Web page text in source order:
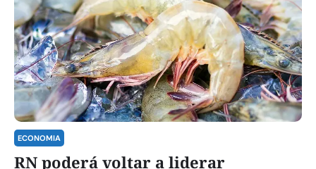
ECONOMIA
RN poderá voltar a liderar